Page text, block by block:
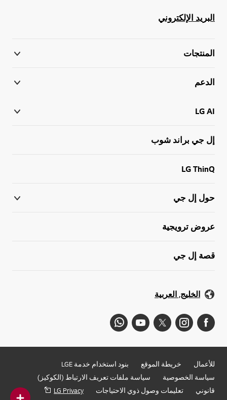
البريد الإلكتروني
المنتجات
الدعم
LG AI
إل جي براند شوب
LG ThinQ
حول إل جي
عروض ترويجية
قصة إل جي
الخليج, العربية
للأعمال خريطة الموقع
بنود استخدام خدمة LGE
سياسة الخصوصية
سياسة ملفات تعريف الارتباط (الكوكيز)
قانوني
تعليمات وصول ذوي الاحتياجات LG Privacy